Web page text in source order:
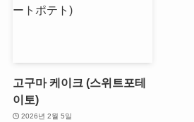
고구마 케이크 (스위트포테
이토)
2026년 2월 5일